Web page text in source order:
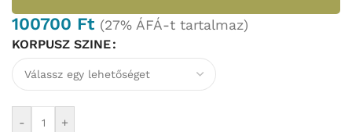
100700 Ft (27% ÁFÁ-t tartalmaz)
KORPUSZ SZINE
- +